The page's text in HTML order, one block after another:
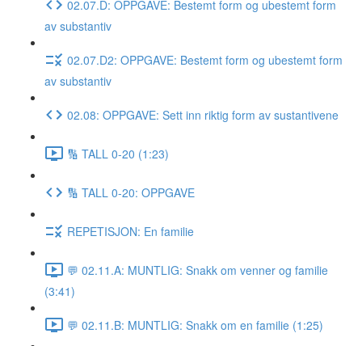
02.07.D: OPPGAVE: Bestemt form og ubestemt form
av substantiv
02.07.D2: OPPGAVE: Bestemt form og ubestemt form
av substantiv
02.08: OPPGAVE: Sett inn riktig form av sustantivene
🔢 TALL 0-20 (1:23)
🔢 TALL 0-20: OPPGAVE
REPETISJON: En familie
💬 02.11.A: MUNTLIG: Snakk om venner og familie
(3:41)
💬 02.11.B: MUNTLIG: Snakk om en familie (1:25)